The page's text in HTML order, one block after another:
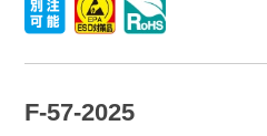
F-57-2025